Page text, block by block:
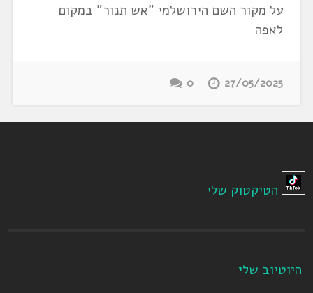
על מקור השם הירושלמי "אש תנור" במקום
לאפה
27/05/2025
0
הטיקטוק שלי
היוטיוב שלי